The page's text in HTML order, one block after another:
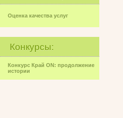
Оценка качества услуг
Конкурсы:
Конкурс Край ON: продолжение
истории